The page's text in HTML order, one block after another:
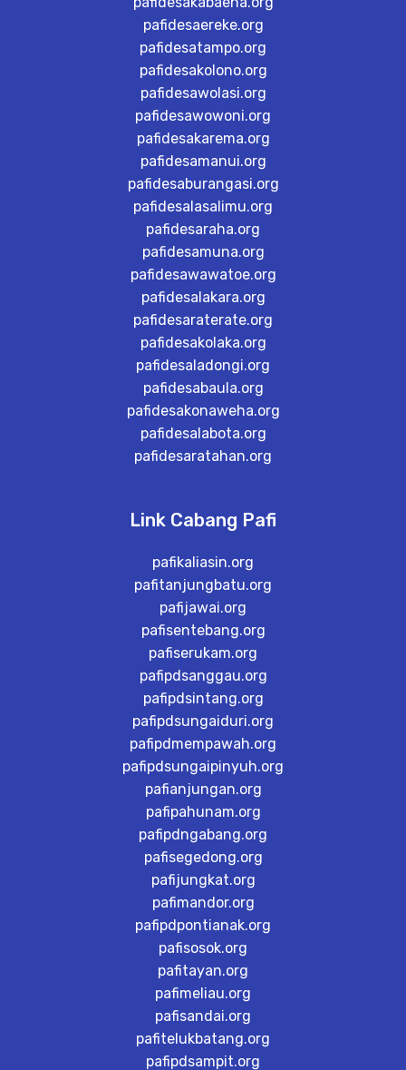
pafidesaereke.org
pafidesatampo.org
pafidesakolono.org
pafidesawolasi.org
pafidesawowoni.org
pafidesakarema.org
pafidesamanui.org
pafidesaburangasi.org
pafidesalasalimu.org
pafidesaraha.org
pafidesamuna.org
pafidesawawatoe.org
pafidesalakara.org
pafidesaraterate.org
pafidesakolaka.org
pafidesaladongi.org
pafidesabaula.org
pafidesakonaweha.org
pafidesalabota.org
pafidesaratahan.org
Link Cabang Pafi
pafikaliasin.org
pafitanjungbatu.org
pafijawai.org
pafisentebang.org
pafiserukam.org
pafipdsanggau.org
pafipdsintang.org
pafipdsungaiduri.org
pafipdmempawah.org
pafipdsungaipinyuh.org
pafianjungan.org
pafipahunam.org
pafipdngabang.org
pafisegedong.org
pafijungkat.org
pafimandor.org
pafipdpontianak.org
pafisosok.org
pafitayan.org
pafimeliau.org
pafisandai.org
pafitelukbatang.org
pafipdsampit.org